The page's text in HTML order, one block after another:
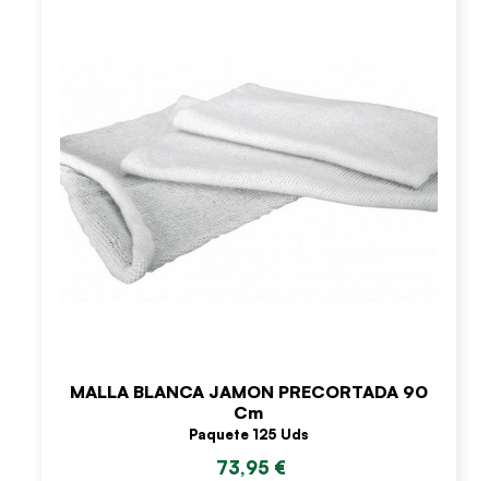
MALLA BLANCA JAMON PRECORTADA 90
Cm
Paquete 125 Uds
73,95 €